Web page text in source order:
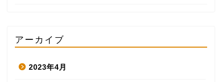
アーカイブ
2023年4月